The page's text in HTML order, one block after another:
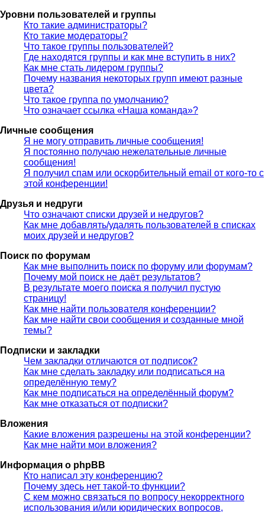
Уровни пользователей и группы
Кто такие администраторы?
Кто такие модераторы?
Что такое группы пользователей?
Где находятся группы и как мне вступить в них?
Как мне стать лидером группы?
Почему названия некоторых групп имеют разные
цвета?
Что такое группа по умолчанию?
Что означает ссылка «Наша команда»?
Личные сообщения
Я не могу отправить личные сообщения!
Я постоянно получаю нежелательные личные
сообщения!
Я получил спам или оскорбительный email от кого-то с
этой конференции!
Друзья и недруги
Что означают списки друзей и недругов?
Как мне добавлять/удалять пользователей в списках
моих друзей и недругов?
Поиск по форумам
Как мне выполнить поиск по форуму или форумам?
Почему мой поиск не даёт результатов?
В результате моего поиска я получил пустую
страницу!
Как мне найти пользователя конференции?
Как мне найти свои сообщения и созданные мной
темы?
Подписки и закладки
Чем закладки отличаются от подписок?
Как мне сделать закладку или подписаться на
определённую тему?
Как мне подписаться на определённый форум?
Как мне отказаться от подписки?
Вложения
Какие вложения разрешены на этой конференции?
Как мне найти мои вложения?
Информация о phpBB
Кто написал эту конференцию?
Почему здесь нет такой-то функции?
С кем можно связаться по вопросу некорректного
использования и/или юридических вопросов,